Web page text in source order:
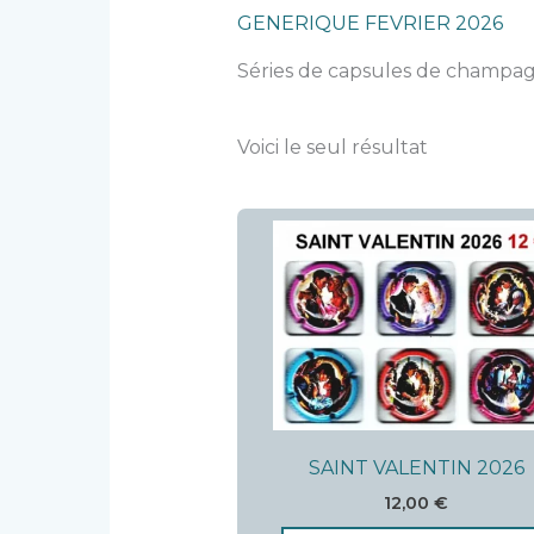
GENERIQUE FEVRIER 2026
Séries de capsules de
Voici le seul résultat
SAINT VALENTIN 2026
12,00€